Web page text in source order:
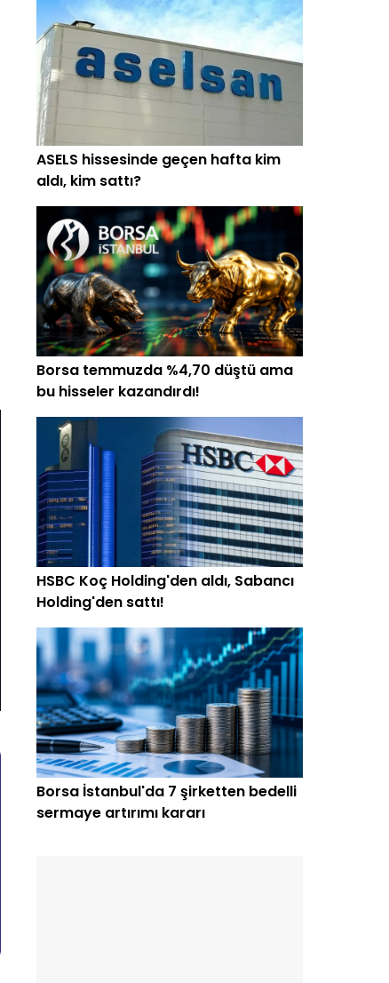
ASELS hissesinde geçen hafta kim
aldı, kim sattı?
Borsa temmuzda %4,70 düştü ama
bu hisseler kazandırdı!
HSBC Koç Holding'den aldı, Sabancı
Holding'den sattı!
Borsa İstanbul'da 7 şirketten bedelli
sermaye artırımı kararı